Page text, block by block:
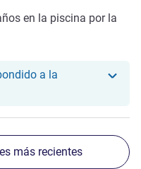
en la piscina por la
a la
más recientes